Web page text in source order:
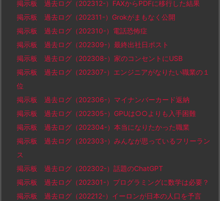
掲示板 過去ログ（202312-）FAXからPDFに移行した結果
掲示板 過去ログ（202311-）Grokがまもなく公開
掲示板 過去ログ（202310-）電話恐怖症
掲示板 過去ログ（202309-）最終出社日ポスト
掲示板 過去ログ（202308-）家のコンセントにUSB
掲示板 過去ログ（202307-）エンジニアがなりたい職業の１
位
掲示板 過去ログ（202306-）マイナンバーカード返納
掲示板 過去ログ（202305-）GPUは○○よりも入手困難
掲示板 過去ログ（202304-）本当になりたかった職業
掲示板 過去ログ（202303-）みんなが思っているフリーラン
ス
掲示板 過去ログ（202302-）話題のChatGPT
掲示板 過去ログ（202301-）プログラミングに数学は必要？
掲示板 過去ログ（202212-）イーロンが日本の人口を予言